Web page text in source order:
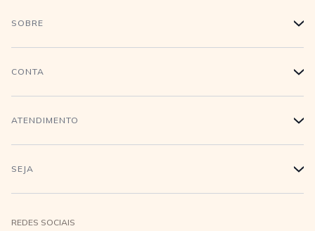
SOBRE +
História
Conecte-se
CONTA +
Login
Meus pedidos
ATENDIMENTO +
Compra Segura
SEJA +
REDES SOCIAIS